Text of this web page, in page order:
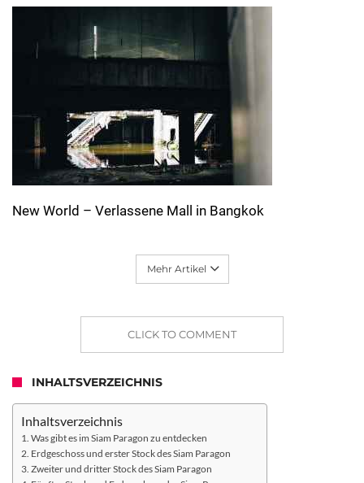
New World – Verlassene Mall in Bangkok
Mehr Artikel
CLICK TO COMMENT
INHALTSVERZEICHNIS
Inhaltsverzeichnis
Was gibt es im Siam Paragon zu entdecken
Erdgeschoss und erster Stock des Siam Paragon
Zweiter und dritter Stock des Siam Paragon